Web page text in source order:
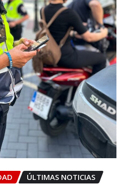
ÚLTIMAS NOTICIAS